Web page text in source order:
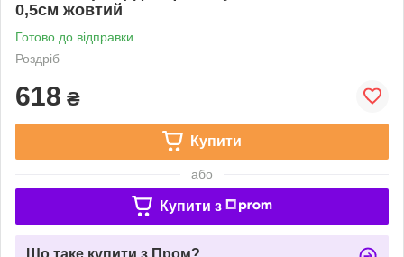
0,5см жовтий
Готово до відправки
Роздріб
618 ₴
Купити
або
Купити з
Що таке купити з Пром?